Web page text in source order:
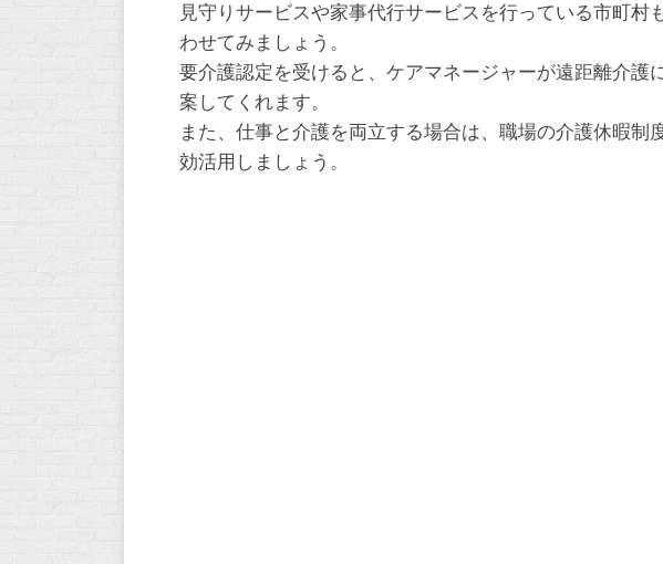
見守りサービスや家事代行サービスを行っている市町村
わせてみましょう。
要介護認定を受けると、ケアマネージャーが遠距離介護
案してくれます。
また、仕事と介護を両立する場合は、職場の介護休暇制
効活用しましょう。